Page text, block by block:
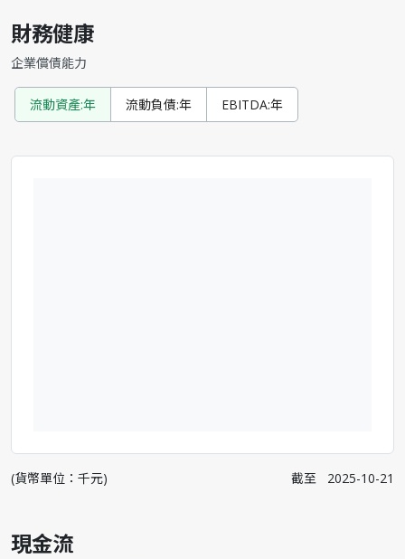
財務健康
企業償債能力
流動資產:年 流動負債:年 EBITDA:年
(貨幣單位：千元) 截至 2025-10-21
現金流